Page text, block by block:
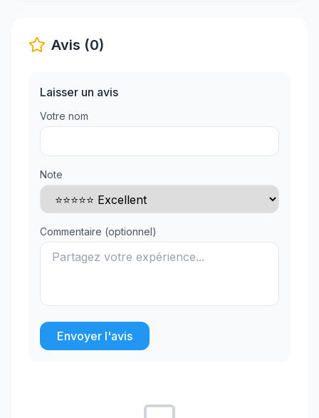
Avis (0)
Laisser un avis
Votre nom
Note
Commentaire (optionnel)
Envoyer l'avis